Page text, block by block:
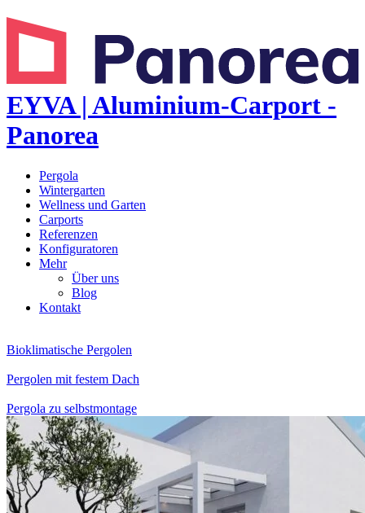
EYVA | Aluminium-Carport -
Panorea
Pergola
Wintergarten
Wellness und Garten
Carports
Referenzen
Konfiguratoren
Mehr
Über uns
Blog
Kontakt
Bioklimatische Pergolen
Pergolen mit festem Dach
Pergola zu selbstmontage